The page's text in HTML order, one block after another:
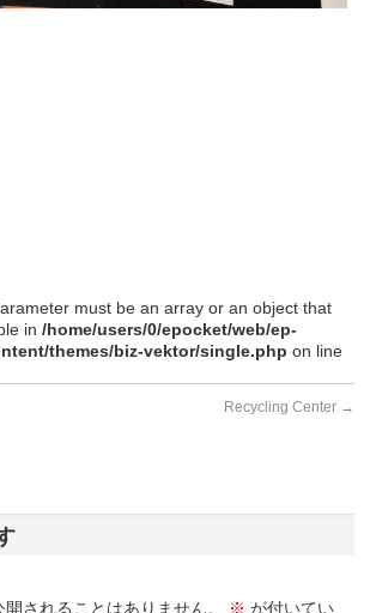
must be an array or an object that
in/home/users/0/epocket/web/ep-
themes/biz-vektor/single.php on line
Recycling Center →
されることはありません。 ※ が付いてい